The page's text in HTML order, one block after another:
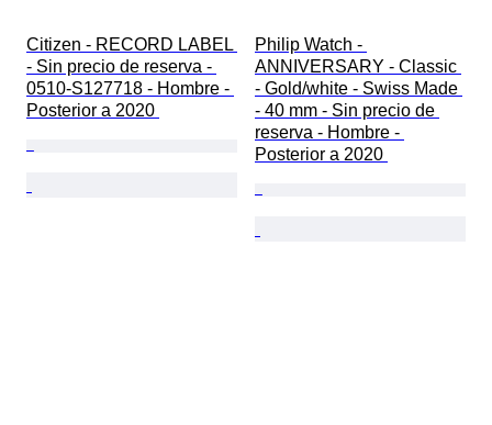
Citizen - RECORD LABEL
- Sin precio de reserva -
0510-S127718 - Hombre -
Posterior a 2020
Philip Watch -
ANNIVERSARY - Classic
- Gold/white - Swiss Made
- 40 mm - Sin precio de
reserva - Hombre -
Posterior a 2020